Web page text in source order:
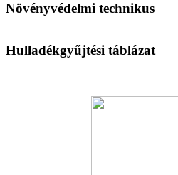
Növényvédelmi technikus
Hulladékgyűjtési táblázat